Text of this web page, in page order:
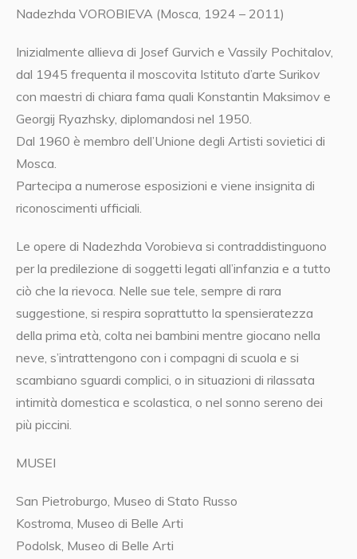
Nadezhda VOROBIEVA (Mosca, 1924 – 2011)
Inizialmente allieva di Josef Gurvich e Vassily Pochitalov,
dal 1945 frequenta il moscovita Istituto d’arte Surikov
con maestri di chiara fama quali Konstantin Maksimov e
Georgij Ryazhsky, diplomandosi nel 1950.
Dal 1960 è membro dell’Unione degli Artisti sovietici di
Mosca.
Partecipa a numerose esposizioni e viene insignita di
riconoscimenti ufficiali.
Le opere di Nadezhda Vorobieva si contraddistinguono
per la predilezione di soggetti legati all’infanzia e a tutto
ciò che la rievoca. Nelle sue tele, sempre di rara
suggestione, si respira soprattutto la spensieratezza
della prima età, colta nei bambini mentre giocano nella
neve, s’intrattengono con i compagni di scuola e si
scambiano sguardi complici, o in situazioni di rilassata
intimità domestica e scolastica, o nel sonno sereno dei
più piccini.
MUSEI
San Pietroburgo, Museo di Stato Russo
Kostroma, Museo di Belle Arti
Podolsk, Museo di Belle Arti